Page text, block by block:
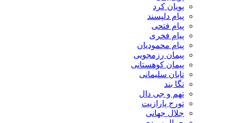
پویان کرد
پیام دلپسند
پیام فتحی
پیام فخری
پیام محمودیان
پیمان رزمجویی
پیمان کوهستانی
تابان سلیمانی
تگا بند
تهم و جی دال
تورج پارازیت
جلال جهانی